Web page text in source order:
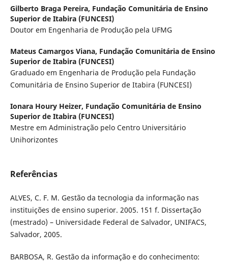
Gilberto Braga Pereira, Fundação Comunitária de Ensino
Superior de Itabira (FUNCESI)
Doutor em Engenharia de Produção pela UFMG
Mateus Camargos Viana, Fundação Comunitária de Ensino
Superior de Itabira (FUNCESI)
Graduado em Engenharia de Produção pela Fundação
Comunitária de Ensino Superior de Itabira (FUNCESI)
Ionara Houry Heizer, Fundação Comunitária de Ensino
Superior de Itabira (FUNCESI)
Mestre em Administração pelo Centro Universitário
Unihorizontes
Referências
ALVES, C. F. M. Gestão da tecnologia da informação nas
instituições de ensino superior. 2005. 151 f. Dissertação
(mestrado) – Universidade Federal de Salvador, UNIFACS,
Salvador, 2005.
BARBOSA, R. Gestão da informação e do conhecimento: